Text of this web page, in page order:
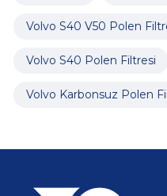
Volvo S40 V50 Polen
Volvo S40 Polen Filtresi
Volvo Karbonsuz Polen